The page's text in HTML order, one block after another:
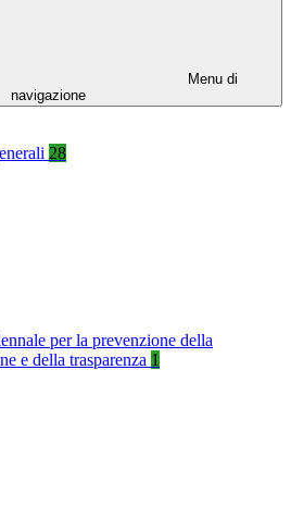
Menu di
navigazione
28
per la prevenzione della
e della trasparenza 1